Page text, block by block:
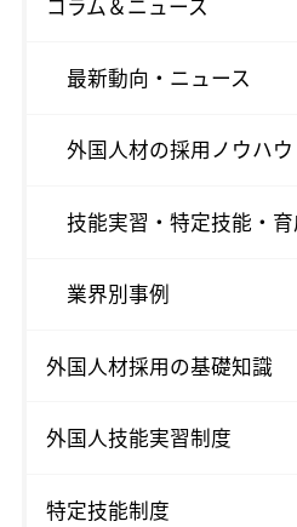
最新動向・ニュース
外国人材の採用ノウハウ
技能実習・特定技能・
業界別事例
外国人材採用の基礎知識
外国人技能実習制度
特定技能制度